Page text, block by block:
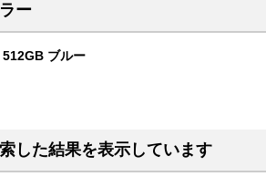
ー
ブルー
した結果を表示しています